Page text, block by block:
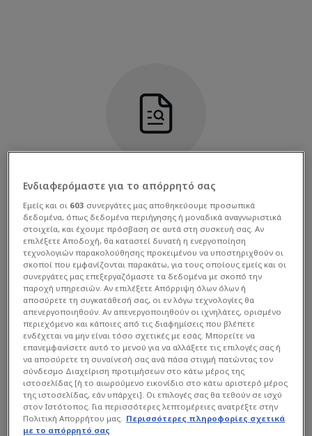
Παρακαλούμε κάνε νέα αναζήτηση.
Στατιστικά Διοργάνωσης
Ενδιαφερόμαστε για το απόρρητό σας
Εμείς και οι 603 συνεργάτες μας αποθηκεύουμε προσωπικά
δεδομένα, όπως δεδομένα περιήγησης ή μοναδικά αναγνωριστικά
στοιχεία, και έχουμε πρόσβαση σε αυτά στη συσκευή σας. Αν
επιλέξετε Αποδοχή, θα καταστεί δυνατή η ενεργοποίηση
τεχνολογιών παρακολούθησης προκειμένου να υποστηριχθούν οι
σκοποί που εμφανίζονται παρακάτω, για τους οποίους εμείς και οι
συνεργάτες μας επεξεργαζόμαστε τα δεδομένα με σκοπό την
παροχή υπηρεσιών. Αν επιλέξετε Απόρριψη όλων όλων ή
αποσύρετε τη συγκατάθεσή σας, οι εν λόγω τεχνολογίες θα
απενεργοποιηθούν. Αν απενεργοποιηθούν οι ιχνηλάτες, ορισμένο
περιεχόμενο και κάποιες από τις διαφημίσεις που βλέπετε
ενδέχεται να μην είναι τόσο σχετικές με εσάς. Μπορείτε να
επανεμφανίσετε αυτό το μενού για να αλλάξετε τις επιλογές σας ή
να αποσύρετε τη συναίνεσή σας ανά πάσα στιγμή πατώντας τον
σύνδεσμο Διαχείριση προτιμήσεων στο κάτω μέρος της
ιστοσελίδας [ή το αιωρούμενο εικονίδιο στο κάτω αριστερό μέρος
της ιστοσελίδας, εάν υπάρχει]. Οι επιλογές σας θα τεθούν σε ισχύ
στον Ιστότοπος. Για περισσότερες λεπτομέρειες ανατρέξτε στην
Πολιτική Απορρήτου μας. Περισσότερες πληροφορίες σχετικά
με το απόρρητό σας